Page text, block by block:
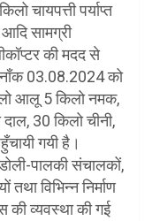
चायपत्ती पर्याप्त
सामग्री
की मदद से
03.08.2024 को
आलू 5 किलो नमक,
30 किलो चीनी,
गयी है।
पालकी संचालकों,
विभिन्न निर्माण
की व्यवस्था की गई